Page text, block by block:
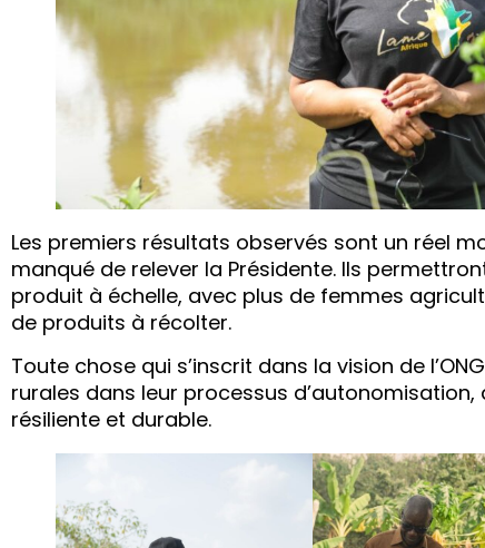
Les premiers résultats observés sont un réel
manqué de relever la Présidente. Ils
produit à échelle, avec plus de femmes
de produits à récolter.
Toute chose qui s’inscrit dans la vision de
rurales dans leur processus
résiliente et durable.